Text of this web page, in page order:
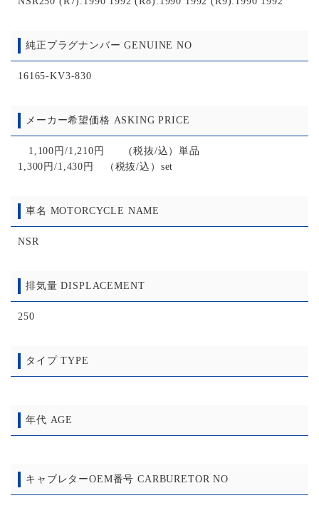
純正プラグナンバー GENUINE NO
16165-KV3-830
メーカー希望価格 ASKING PRICE
1,100円/1,210円 (税抜/込）単品
1,300円/1,430円 （税抜/込）set
車名 MOTORCYCLE NAME
NSR
排気量 DISPLACEMENT
250
タイプ TYPE
年代 AGE
キャブレターOEM番号 CARBURETOR NO